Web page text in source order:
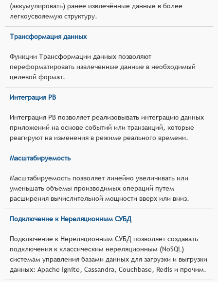
(аккумулировать) ранее извлечённые данные в более
легкоусвояемую структуру.
Трансформация данных
Функции Трансформации данных позволяют
переформатировать извлеченные данные в необходимый
целевой формат.
Интеграция РВ
Интеграция РВ позволяет реализовывать интеграцию данных
приложений на основе событий или транзакций, которые
реагируют на изменения в режиме реального времени.
Масштабируемость
Масштабируемость позволяет линейно увеличивать или
уменьшать объёмы производимых операций путём
расширения вычислительной мощности вверх или вниз.
Подключение к Нереляционным СУБД
Подключение к Нереляционным СУБД позволяет создавать
подключения к классическим нереляционным (NoSQL)
системам управления базами данных для загрузки и выгрузки
данных: Apache Ignite, Cassandra, Couchbase, Redis и прочим.